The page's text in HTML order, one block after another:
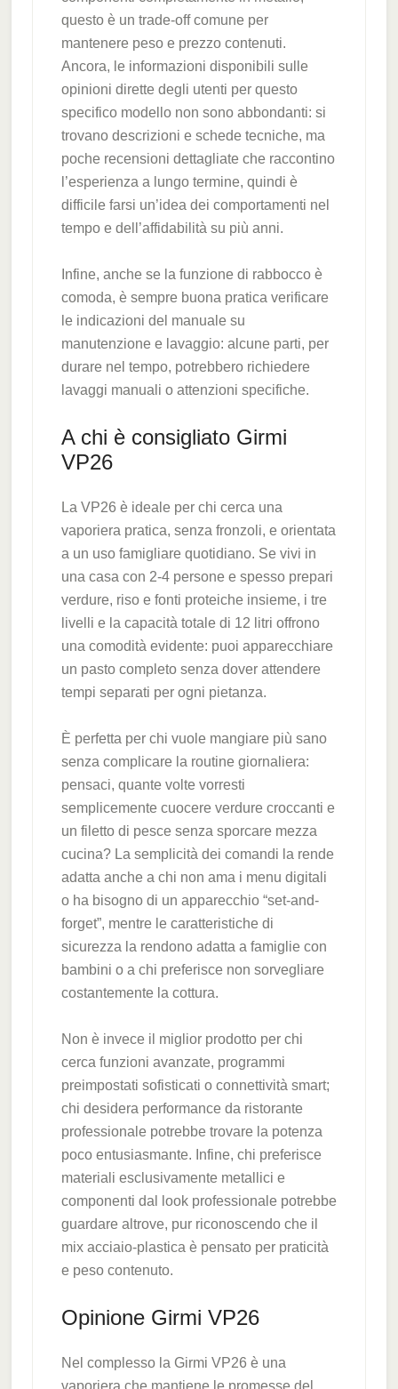
questo è un trade-off comune per
mantenere peso e prezzo contenuti.
Ancora, le informazioni disponibili sulle
opinioni dirette degli utenti per questo
specifico modello non sono abbondanti: si
trovano descrizioni e schede tecniche, ma
poche recensioni dettagliate che raccontino
l’esperienza a lungo termine, quindi è
difficile farsi un’idea dei comportamenti nel
tempo e dell’affidabilità su più anni.
Infine, anche se la funzione di rabbocco è
comoda, è sempre buona pratica verificare
le indicazioni del manuale su
manutenzione e lavaggio: alcune parti, per
durare nel tempo, potrebbero richiedere
lavaggi manuali o attenzioni specifiche.
A chi è consigliato Girmi
VP26
La VP26 è ideale per chi cerca una
vaporiera pratica, senza fronzoli, e orientata
a un uso famigliare quotidiano. Se vivi in
una casa con 2-4 persone e spesso prepari
verdure, riso e fonti proteiche insieme, i tre
livelli e la capacità totale di 12 litri offrono
una comodità evidente: puoi apparecchiare
un pasto completo senza dover attendere
tempi separati per ogni pietanza.
È perfetta per chi vuole mangiare più sano
senza complicare la routine giornaliera:
pensaci, quante volte vorresti
semplicemente cuocere verdure croccanti e
un filetto di pesce senza sporcare mezza
cucina? La semplicità dei comandi la rende
adatta anche a chi non ama i menu digitali
o ha bisogno di un apparecchio “set-and-
forget”, mentre le caratteristiche di
sicurezza la rendono adatta a famiglie con
bambini o a chi preferisce non sorvegliare
costantemente la cottura.
Non è invece il miglior prodotto per chi
cerca funzioni avanzate, programmi
preimpostati sofisticati o connettività smart;
chi desidera performance da ristorante
professionale potrebbe trovare la potenza
poco entusiasmante. Infine, chi preferisce
materiali esclusivamente metallici e
componenti dal look professionale potrebbe
guardare altrove, pur riconoscendo che il
mix acciaio-plastica è pensato per praticità
e peso contenuto.
Opinione Girmi VP26
Nel complesso la Girmi VP26 è una
vaporiera che mantiene le promesse del